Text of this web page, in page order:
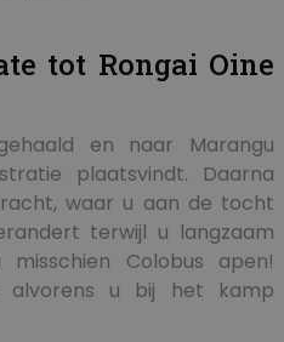
tot Rongai Oine
en naar Marangu
plaatsvindt. Daarna
waar u aan de tocht
terwijl u langzaam
Colobus apen!
u bij het kamp